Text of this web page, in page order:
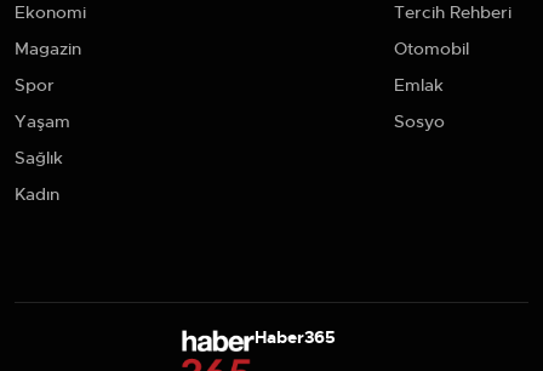
Ekonomi
Magazin
Spor
Yaşam
Sağlık
Kadın
Tercih Rehberi
Otomobil
Emlak
Sosyo
Haber365